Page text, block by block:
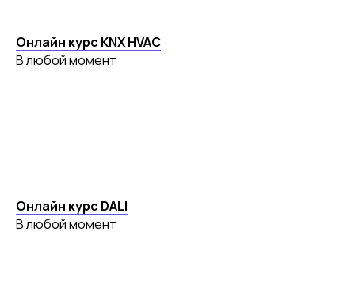
Онлайн курс KNX HVAC
В любой момент
Онлайн курс DALI
В любой момент